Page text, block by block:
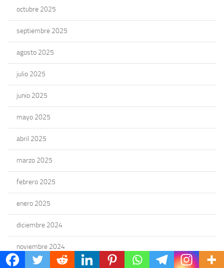
octubre 2025
septiembre 2025
agosto 2025
julio 2025
junio 2025
mayo 2025
abril 2025
marzo 2025
febrero 2025
enero 2025
diciembre 2024
noviembre 2024